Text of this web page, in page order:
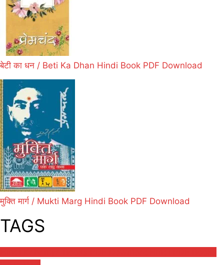
बेटी का धन / Beti Ka Dhan Hindi Book PDF Download
मुक्ति मार्ग / Mukti Marg Hindi Book PDF Download
TAGS